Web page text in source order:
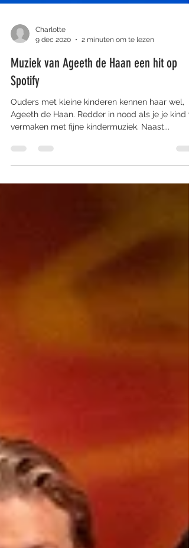
9 dec 2020
2 minuten om te lezen
Muziek van Ageeth de Haan een hit op
Spotify
Ouders met kleine kinderen kennen haar wel,
vermaken met fijne kindermuziek. Naast...